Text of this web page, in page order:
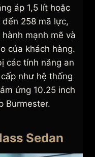
áp 1,5 lít hoặc
258 mã lực,
mạnh mẽ và
của khách hàng.
các tính năng an
như hệ thống
ứng 10.25 inch
Burmester.
Sedan